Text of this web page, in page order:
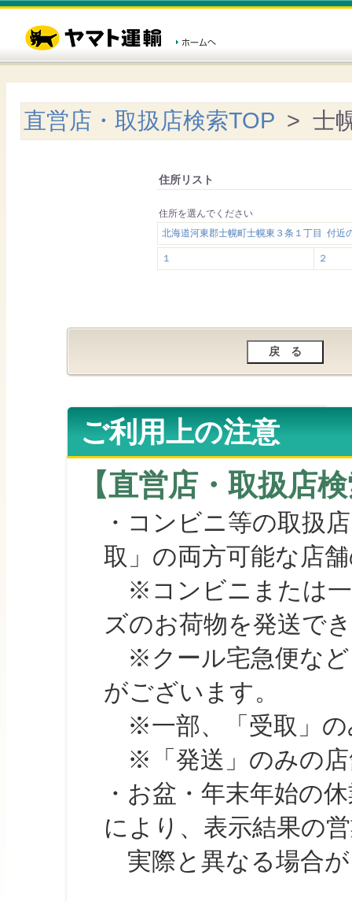
直営店・取扱店検索TOP > 士
住所リスト
住所を選んでください
北海道河東郡士幌町士幌東３条１丁目 付近
１ ２
ご利用上の注意
【直営店・取扱店
・コンビニ等の取扱
取」の両方可能な店
※コンビニまたは一
ズのお荷物を発送で
※クール宅急便など
がございます。
※一部、「受取」の
※「発送」のみの店
・お盆・年末年始の
により、表示結果の
実際と異なる場合が